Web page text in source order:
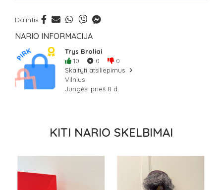
Dalintis
NARIO INFORMACIJA
Trys Broliai
10
0
0
Skaityti atsiliepimus
Vilnius
Jungėsi prieš 8 d.
KITI NARIO SKELBIMAI